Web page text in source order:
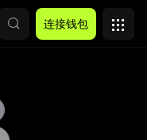
连接钱包